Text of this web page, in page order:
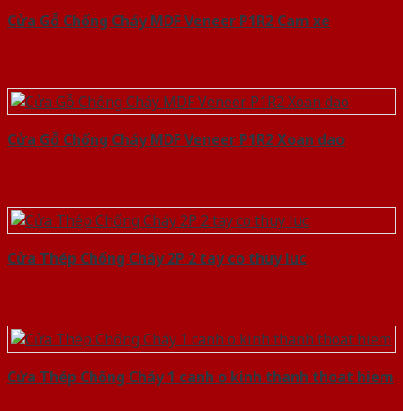
Cửa Gỗ Chống Cháy MDF Veneer P1R2 Cam xe
Cửa Gỗ Chống Cháy MDF Veneer P1R2 Xoan dao
Cửa Thép Chống Cháy 2P 2 tay co thuy luc
Cửa Thép Chống Cháy 1 canh o kinh thanh thoat hiem